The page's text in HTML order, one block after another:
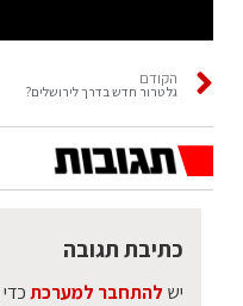
הקודם
גל טרור חדש בדרך לירושלים?
כתיבת תגובה
יש להתחבר למערכת